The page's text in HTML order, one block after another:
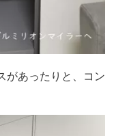
があったりと、コン